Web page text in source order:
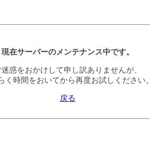
現在サーバーのメンテナンス中です。
迷惑をおかけして申し訳ありませんが、
く時間をおいてから再度お試しください。
戻る